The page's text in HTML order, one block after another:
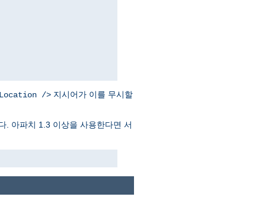
/> 지시어가 이를 무시할
. 아파치 1.3 이상을 사용한다면 서